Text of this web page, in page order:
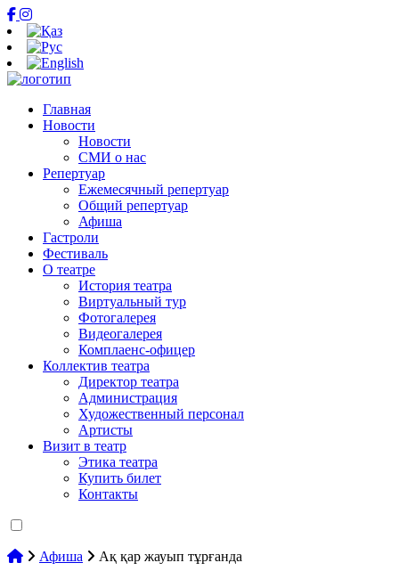
Главная
Новости
Новости
СМИ о нас
Репертуар
Ежемесячный репертуар
Общий репертуар
Афиша
Гастроли
Фестиваль
О театре
История театра
Виртуальный тур
Фотогалерея
Видеогалерея
Комплаенс-офицер
Коллектив театра
Директор театра
Администрация
Художественный персонал
Артисты
Визит в театр
Этика театра
Купить билет
Контакты
Афиша Ақ қар жауып тұрғанда